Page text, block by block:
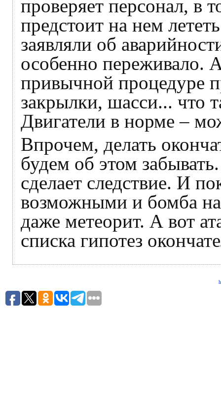
проверяет персонал, в
предстоит на нем
заявляли об
особенно переживало.
привычной процедуре
закрылки, шасси... что
Двигатели в норме –
Впрочем, делать
будем об этом
сделает следствие. И
возможными и бомба
даже метеорит. А вот
списка гипотез